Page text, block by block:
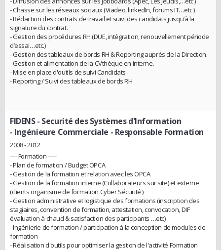
- Chasse sur les réseaux sociaux (Viadeo, linkedIn, forums IT…etc.)
- Rédaction des contrats de travail et suivi des candidats jusqu’à la
signature du contrat.
- Gestion des procédures RH (DUE, intégration, renouvellement période
d’essai…etc.)
- Gestion des tableaux de bords RH & Reporting auprès de la Direction.
- Gestion et alimentation de la CVthèque en interne.
- Mise en place d'outils de suivi Candidats
- Reporting / Suivi des tableaux de bords RH
FIDENS - Securité des Systèmes d'Information
- Ingénieure Commerciale - Responsable Formation
2008 - 2012
---- Formation -----
- Plan de formation / Budget OPCA
- Gestion de la formation et relation avec les OPCA
- Gestion de la formation interne (Collaborateurs sur site) et externe
(clients organisme de formation Cyber Sécurité )
- Gestion administrative et logistique des formations (inscription des
stagiaires, convention de formation, attestation, convocation, DIF
évaluation à chaud & satisfaction des participants …etc)
- Ingénierie de formation / participation à la conception de modules de
formation
- Réalisation d'outils pour optimiser la gestion de l'activité Formation